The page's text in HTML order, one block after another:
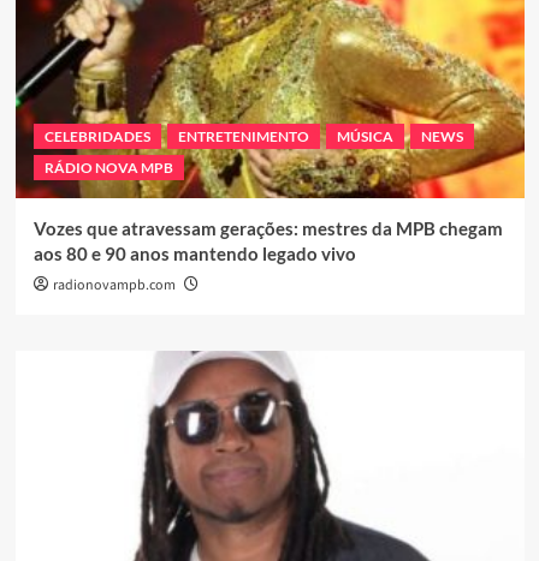
CELEBRIDADES ENTRETENIMENTO MÚSICA
NEWS
RÁDIO NOVA MPB
Vozes que atravessam gerações: mestres da MPB chegam
aos 80 e 90 anos mantendo legado vivo
radionovampb.com